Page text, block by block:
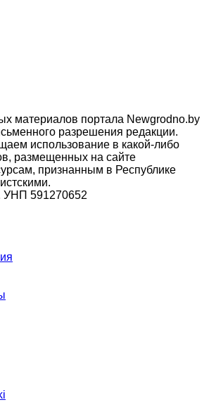
материалов портала Newgrodno.by
разрешения редакции.
использование в какой-либо
размещенных на сайте
признанным в Республике
УНП 591270652